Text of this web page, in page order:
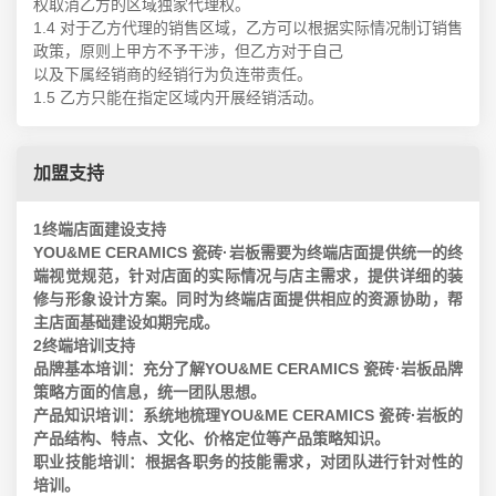
权取消乙方的区域独家代理权。
1.4 对于乙方代理的销售区域，乙方可以根据实际情况制订销售
政策，原则上甲方不予干涉，但乙方对于自己
以及下属经销商的经销行为负连带责任。
1.5 乙方只能在指定区域内开展经销活动。
加盟支持
1终端店面建设支持
YOU&ME CERAMICS 瓷砖·岩板需要为终端店面提供统一的终
端视觉规范，针对店面的实际情况与店主需求，提供详细的装
修与形象设计方案。同时为终端店面提供相应的资源协助，帮
主店面基础建设如期完成。
2终端培训支持
品牌基本培训：充分了解YOU&ME CERAMICS 瓷砖·岩板品牌
策略方面的信息，统一团队思想。
产品知识培训：系统地梳理YOU&ME CERAMICS 瓷砖·岩板的
产品结构、特点、文化、价格定位等产品策略知识。
职业技能培训：根据各职务的技能需求，对团队进行针对性的
培训。